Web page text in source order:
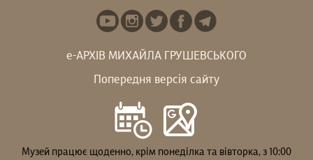
е-АРХІВ МИХАЙЛА ГРУШЕВСЬКОГО
Попередня версія сайту
Музей працює щоденно, крім понеділка та вівторка, з 10:00